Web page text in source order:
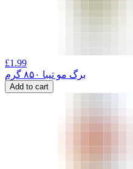
£1.99
برگ مو تیبا ۸۵۰ گرم
Add to cart